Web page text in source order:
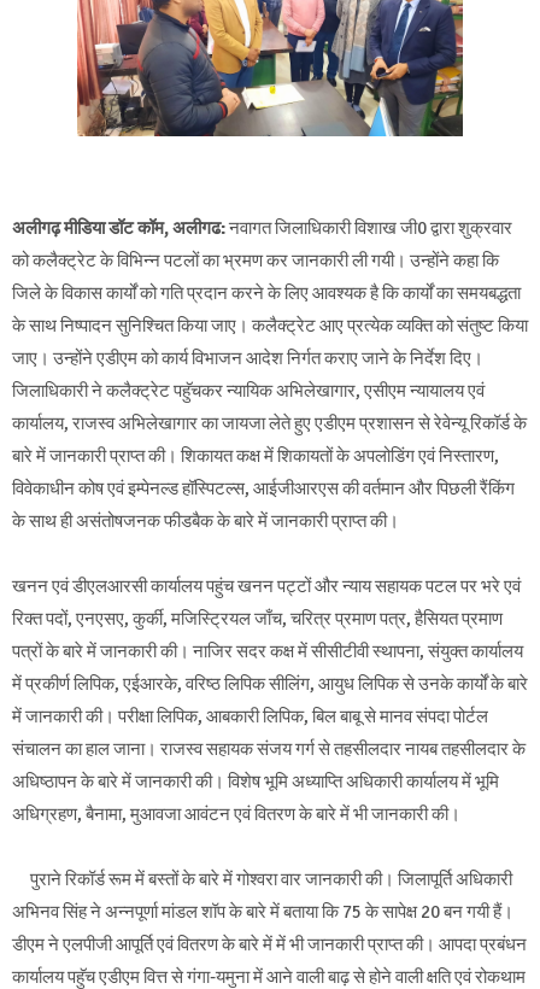
अलीगढ़ मीडिया डॉट कॉम, अलीगढ:नवागत जिलाधिकारी विशाख जी0 द्वारा शुक्रवार
को कलैक्ट्रेट के विभिन्न पटलों का भ्रमण कर जानकारी ली गयी। उन्होंने कहा कि
जिले के विकास कार्यों को गति प्रदान करने के लिए आवश्यक है कि कार्यों का समयबद्धता
के साथ निष्पादन सुनिश्चित किया जाए। कलैक्ट्रेट आए प्रत्येक व्यक्ति को संतुष्ट किया
जाए। उन्होंने एडीएम को कार्य विभाजन आदेश निर्गत कराए जाने के निर्देश दिए।
जिलाधिकारी ने कलैक्ट्रेट पहुॅचकर न्यायिक अभिलेखागार, एसीएम न्यायालय एवं
कार्यालय, राजस्व अभिलेखागार का जायजा लेते हुए एडीएम प्रशासन से रेवेन्यू रिकॉर्ड के
बारे में जानकारी प्राप्त की। शिकायत कक्ष में शिकायतों के अपलोडिंग एवं निस्तारण,
विवेकाधीन कोष एवं इम्पेनल्ड हॉस्पिटल्स, आईजीआरएस की वर्तमान और पिछली रैंकिंग
के साथ ही असंतोषजनक फीडबैक के बारे में जानकारी प्राप्त की।
खनन एवं डीएलआरसी कार्यालय पहुंच खनन पट्टों और न्याय सहायक पटल पर भरे एवं
रिक्त पदों, एनएसए, कुर्की, मजिस्ट्रियल जाँच, चरित्र प्रमाण पत्र, हैसियत प्रमाण
पत्रों के बारे में जानकारी की। नाजिर सदर कक्ष में सीसीटीवी स्थापना, संयुक्त कार्यालय
में प्रकीर्ण लिपिक, एईआरके, वरिष्ठ लिपिक सीलिंग, आयुध लिपिक से उनके कार्यों के बारे
में जानकारी की। परीक्षा लिपिक, आबकारी लिपिक, बिल बाबू से मानव संपदा पोर्टल
संचालन का हाल जाना। राजस्व सहायक संजय गर्ग से तहसीलदार नायब तहसीलदार के
अधिष्ठापन के बारे में जानकारी की। विशेष भूमि अध्याप्ति अधिकारी कार्यालय में भूमि
अधिग्रहण, बैनामा, मुआवजा आवंटन एवं वितरण के बारे में भी जानकारी की।
पुराने रिकॉर्ड रूम में बस्तों के बारे में गोश्वरा वार जानकारी की। जिलापूर्ति अधिकारी
अभिनव सिंह ने अन्नपूर्णा मांडल शॉप के बारे में बताया कि 75 के सापेक्ष 20 बन गयी हैं।
डीएम ने एलपीजी आपूर्ति एवं वितरण के बारे में में भी जानकारी प्राप्त की। आपदा प्रबंधन
कार्यालय पहुॅच एडीएम वित्त से गंगा-यमुना में आने वाली बाढ़ से होने वाली क्षति एवं रोकथाम